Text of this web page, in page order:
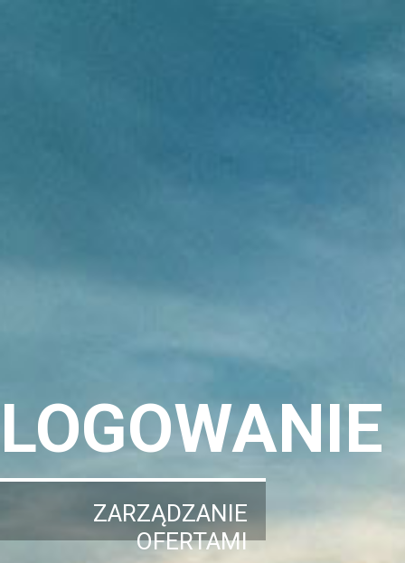
LOGOWANIE
ZARZĄDZANIE
OFERTAMI